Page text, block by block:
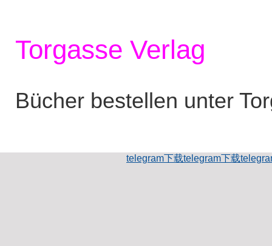
Torgasse Verlag
Bücher bestellen unter
telegram下载telegram下载